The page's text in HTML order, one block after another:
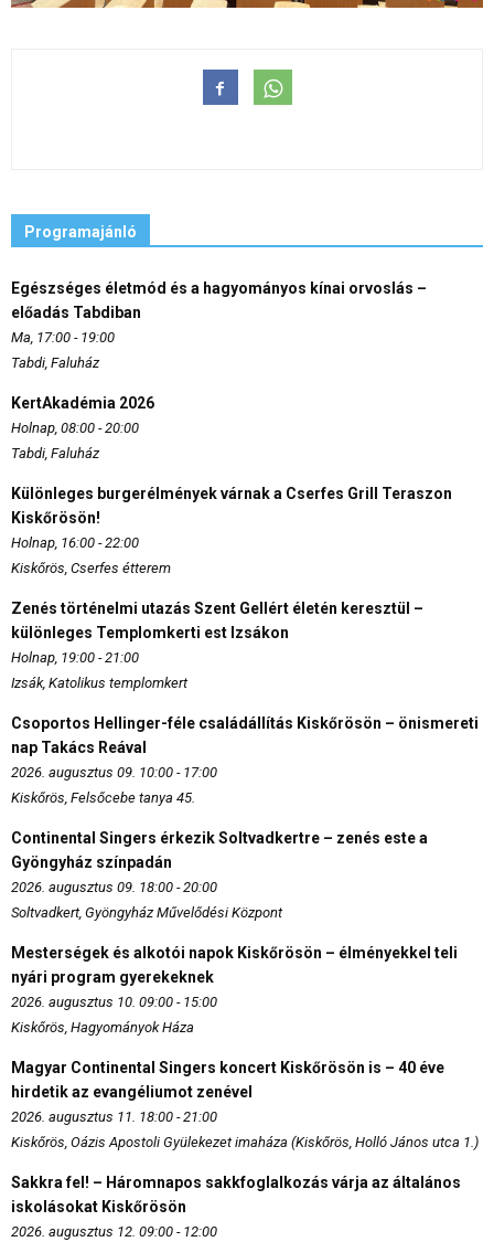
Programajánló
Egészséges életmód és a hagyományos kínai orvoslás –
előadás Tabdiban
Ma, 17:00 - 19:00
Tabdi, Faluház
KertAkadémia 2026
Holnap, 08:00 - 20:00
Tabdi, Faluház
Különleges burgerélmények várnak a Cserfes Grill Teraszon
Kiskőrösön!
Holnap, 16:00 - 22:00
Kiskőrös, Cserfes étterem
Zenés történelmi utazás Szent Gellért életén keresztül –
különleges Templomkerti est Izsákon
Holnap, 19:00 - 21:00
Izsák, Katolikus templomkert
Csoportos Hellinger-féle családállítás Kiskőrösön – önismereti
nap Takács Reával
2026. augusztus 09. 10:00 - 17:00
Kiskőrös, Felsőcebe tanya 45.
Continental Singers érkezik Soltvadkertre – zenés este a
Gyöngyház színpadán
2026. augusztus 09. 18:00 - 20:00
Soltvadkert, Gyöngyház Művelődési Központ
Mesterségek és alkotói napok Kiskőrösön – élményekkel teli
nyári program gyerekeknek
2026. augusztus 10. 09:00 - 15:00
Kiskőrös, Hagyományok Háza
Magyar Continental Singers koncert Kiskőrösön is – 40 éve
hirdetik az evangéliumot zenével
2026. augusztus 11. 18:00 - 21:00
Kiskőrös, Oázis Apostoli Gyülekezet imaháza (Kiskőrös, Holló János utca 1.)
Sakkra fel! – Háromnapos sakkfoglalkozás várja az általános
iskolásokat Kiskőrösön
2026. augusztus 12. 09:00 - 12:00